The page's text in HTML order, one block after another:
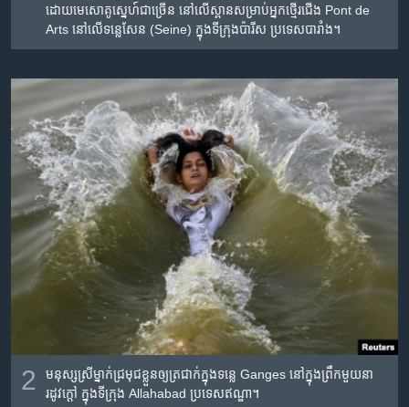
ដោយ​មេសោ​គូ​ស្នេហ៍​ជា​ច្រើន​ នៅ​លើ​ស្ពាន​សម្រាប់​អ្នក​ថ្មើរ​ជើង​ Pont de
Arts នៅ​លើ​ទន្លេ​សែន​ (Seine) ក្នុង​ទីក្រុង​ប៉ារីស​ ប្រទេស​បារាំង។
2
មនុស្ស​ស្រី​ម្នាក់​ជ្រមុជ​ខ្លួន​ឲ្យ​ត្រជាក់​ក្នុង​ទន្លេ​ Ganges នៅ​ក្នុង​ព្រឹក​មួយ​នា​
រដូវ​ក្តៅ​ ក្នុង​ទីក្រុង​ Allahabad ប្រទេស​ឥណ្ឌា។